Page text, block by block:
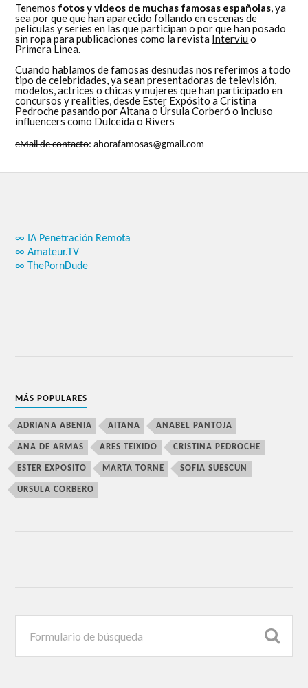
Tenemos fotos y videos de muchas famosas españolas, ya
sea por que que han aparecido follando en escenas de
películas y series en las que participan o por que han posado
sin ropa para publicaciones como la revista Interviu o
Primera Linea.
Cuando hablamos de famosas desnudas nos referimos a todo
tipo de celebridades, ya sean presentadoras de televisión,
modelos, actrices o chicas y mujeres que han participado en
concursos y realities, desde Ester Expósito a Cristina
Pedroche pasando por Aitana o Úrsula Corberó o incluso
influencers como Dulceida o Rivers
eMail de contacto: ahorafamosas@gmail.com
∞ IA Penetración Remota
∞ Amateur.TV
∞ ThePornDude
MÁS POPULARES
ADRIANA ABENIA AITANA ANABEL PANTOJA
ANA DE ARMAS ARES TEIXIDO CRISTINA PEDROCHE
ESTER EXPOSITO MARTA TORNE SOFIA SUESCUN
URSULA CORBERO